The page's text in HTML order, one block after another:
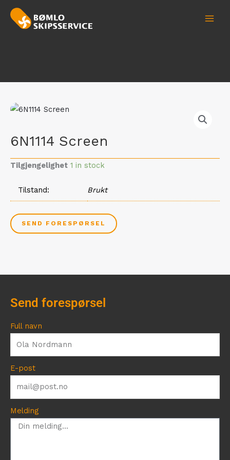
Hopp
rett
6N1114 Screen
Tilgjengelighet 1 in stock
Tilstand Brukt
SEND FORESPØRSEL
Send forespørsel
Full navn
E-post
Melding